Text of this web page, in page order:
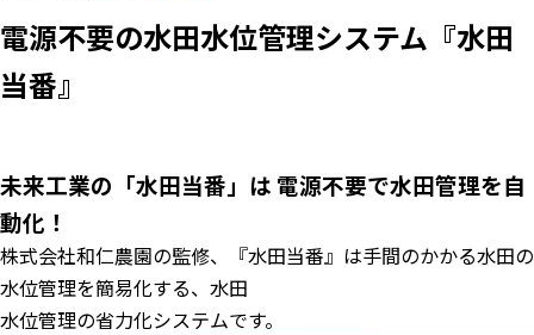
電源不要の水田水位管理システム『水田
当番』
未来工業の「水田当番」は 電源不要で水田管理を自
動化！
株式会社和仁農園の監修、『水田当番』は手間のかかる水田の
水位管理を簡易化する、水田
水位管理の省力化システムです。